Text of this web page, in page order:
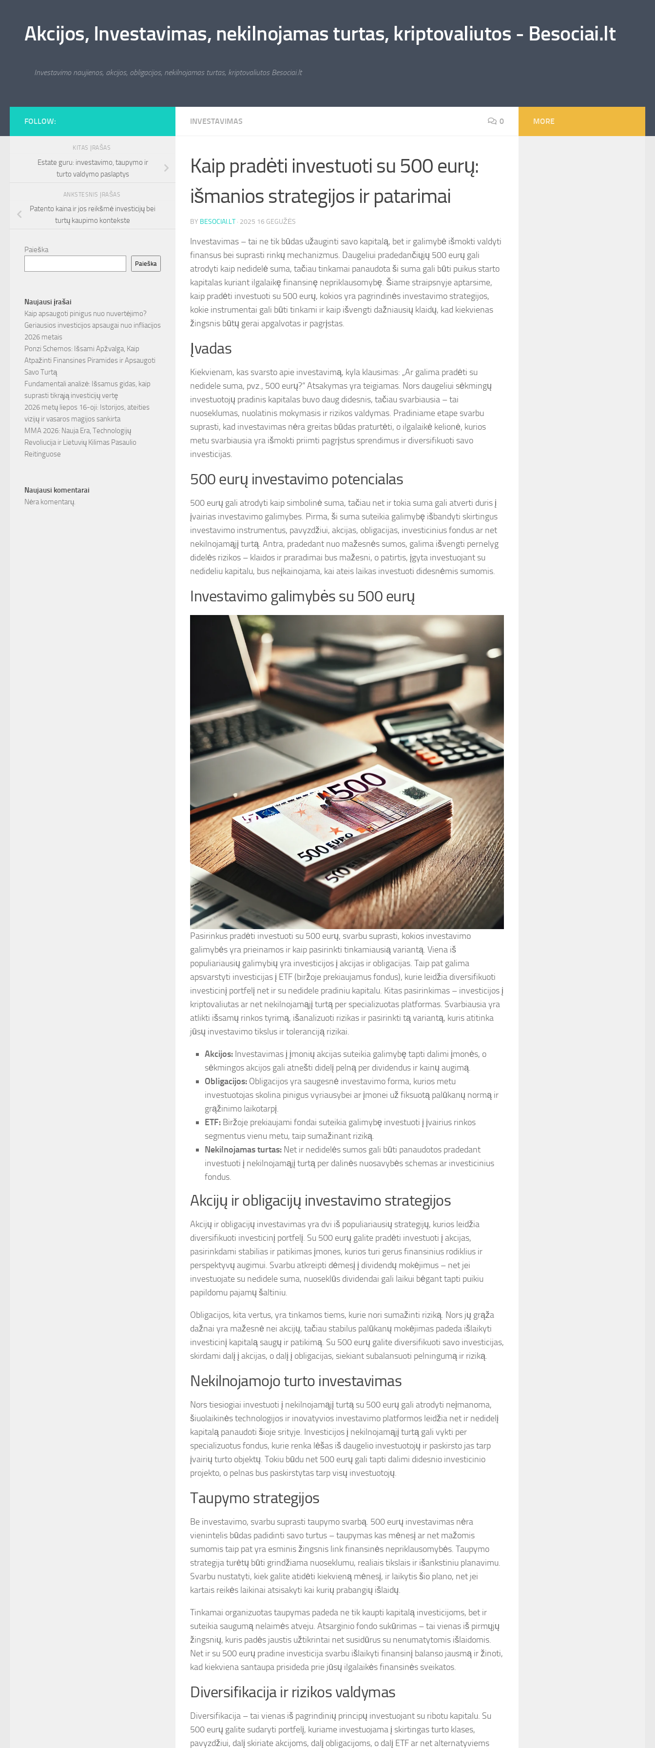
Akcijos, Investavimas, nekilnojamas turtas, kriptovaliutos - Besociai.lt
Investavimo naujienos, akcijos, obligacijos, nekilnojamas turtas, kriptovaliutos Besociai.lt
INVESTAVIMAS 0
Kaip pradėti investuoti su 500 eurų:
išmanios strategijos ir patarimai
BY BESOCIAI.LT · 2025 16 GEGUŽĖS
Investavimas – tai ne tik būdas užauginti savo kapitalą, bet ir galimybė išmokti valdyti
finansus bei suprasti rinkų mechanizmus. Daugeliui pradedančiųjų 500 eurų gali
atrodyti kaip nedidelė suma, tačiau tinkamai panaudota ši suma gali būti puikus starto
kapitalas kuriant ilgalaikę finansinę nepriklausomybę. Šiame straipsnyje aptarsime,
kaip pradėti investuoti su 500 eurų, kokios yra pagrindinės investavimo strategijos,
kokie instrumentai gali būti tinkami ir kaip išvengti dažniausių klaidų, kad kiekvienas
žingsnis būtų gerai apgalvotas ir pagrįstas.
Įvadas
Kiekvienam, kas svarsto apie investavimą, kyla klausimas: „Ar galima pradėti su
nedidele suma, pvz., 500 eurų?“ Atsakymas yra teigiamas. Nors daugeliui sėkmingų
investuotojų pradinis kapitalas buvo daug didesnis, tačiau svarbiausia – tai
nuoseklumas, nuolatinis mokymasis ir rizikos valdymas. Pradiniame etape svarbu
suprasti, kad investavimas nėra greitas būdas praturtėti, o ilgalaikė kelionė, kurios
metu svarbiausia yra išmokti priimti pagrįstus sprendimus ir diversifikuoti savo
investicijas.
500 eurų investavimo potencialas
500 eurų gali atrodyti kaip simbolinė suma, tačiau net ir tokia suma gali atverti duris į
įvairias investavimo galimybes. Pirma, ši suma suteikia galimybę išbandyti skirtingus
investavimo instrumentus, pavyzdžiui, akcijas, obligacijas, investicinius fondus ar net
nekilnojamąjį turtą. Antra, pradedant nuo mažesnės sumos, galima išvengti pernelyg
didelės rizikos – klaidos ir praradimai bus mažesni, o patirtis, įgyta investuojant su
nedideliu kapitalu, bus neįkainojama, kai ateis laikas investuoti didesnėmis sumomis.
Investavimo galimybės su 500 eurų
Pasirinkus pradėti investuoti su 500 eurų, svarbu suprasti, kokios investavimo
galimybės yra prieinamos ir kaip pasirinkti tinkamiausią variantą. Viena iš
populiariausių galimybių yra investicijos į akcijas ir obligacijas. Taip pat galima
apsvarstyti investicijas į ETF (biržoje prekiaujamus fondus), kurie leidžia diversifikuoti
investicinį portfelį net ir su nedidele pradiniu kapitalu. Kitas pasirinkimas – investicijos į
kriptovaliutas ar net nekilnojamąjį turtą per specializuotas platformas. Svarbiausia yra
atlikti išsamų rinkos tyrimą, išanalizuoti rizikas ir pasirinkti tą variantą, kuris atitinka
jūsų investavimo tikslus ir toleranciją rizikai.
Akcijos: Investavimas į įmonių akcijas suteikia galimybę tapti dalimi įmonės, o
sėkmingos akcijos gali atnešti didelį pelną per dividendus ir kainų augimą.
Obligacijos: Obligacijos yra saugesnė investavimo forma, kurios metu
investuotojas skolina pinigus vyriausybei ar įmonei už fiksuotą palūkanų normą ir
grąžinimo laikotarpį.
ETF: Biržoje prekiaujami fondai suteikia galimybę investuoti į įvairius rinkos
segmentus vienu metu, taip sumažinant riziką.
Nekilnojamas turtas: Net ir nedidelės sumos gali būti panaudotos pradedant
investuoti į nekilnojamąjį turtą per dalinės nuosavybės schemas ar investicinius
fondus.
Akcijų ir obligacijų investavimo strategijos
Akcijų ir obligacijų investavimas yra dvi iš populiariausių strategijų, kurios leidžia
diversifikuoti investicinį portfelį. Su 500 eurų galite pradėti investuoti į akcijas,
pasirinkdami stabilias ir patikimas įmones, kurios turi gerus finansinius rodiklius ir
perspektyvų augimui. Svarbu atkreipti dėmesį į dividendų mokėjimus – net jei
investuojate su nedidele suma, nuoseklūs dividendai gali laikui bėgant tapti puikiu
papildomu pajamų šaltiniu.
Obligacijos, kita vertus, yra tinkamos tiems, kurie nori sumažinti riziką. Nors jų grąža
dažnai yra mažesnė nei akcijų, tačiau stabilus palūkanų mokėjimas padeda išlaikyti
investicinį kapitalą saugų ir patikimą. Su 500 eurų galite diversifikuoti savo investicijas,
skirdami dalį į akcijas, o dalį į obligacijas, siekiant subalansuoti pelningumą ir riziką.
Nekilnojamojo turto investavimas
Nors tiesiogiai investuoti į nekilnojamąjį turtą su 500 eurų gali atrodyti neįmanoma,
šiuolaikinės technologijos ir inovatyvios investavimo platformos leidžia net ir nedidelį
kapitalą panaudoti šioje srityje. Investicijos į nekilnojamąjį turtą gali vykti per
specializuotus fondus, kurie renka lėšas iš daugelio investuotojų ir paskirsto jas tarp
įvairių turto objektų. Tokiu būdu net 500 eurų gali tapti dalimi didesnio investicinio
projekto, o pelnas bus paskirstytas tarp visų investuotojų.
Taupymo strategijos
Be investavimo, svarbu suprasti taupymo svarbą. 500 eurų investavimas nėra
vienintelis būdas padidinti savo turtus – taupymas kas mėnesį ar net mažomis
sumomis taip pat yra esminis žingsnis link finansinės nepriklausomybės. Taupymo
strategija turėtų būti grindžiama nuoseklumu, realiais tikslais ir išankstiniu planavimu.
Svarbu nustatyti, kiek galite atidėti kiekvieną mėnesį, ir laikytis šio plano, net jei
kartais reikės laikinai atsisakyti kai kurių prabangių išlaidų.
Tinkamai organizuotas taupymas padeda ne tik kaupti kapitalą investicijoms, bet ir
suteikia saugumą nelaimės atveju. Atsarginio fondo sukūrimas – tai vienas iš pirmųjų
žingsnių, kuris padės jaustis užtikrintai net susidūrus su nenumatytomis išlaidomis.
Net ir su 500 eurų pradine investicija svarbu išlaikyti finansinį balanso jausmą ir žinoti,
kad kiekviena santaupa prisideda prie jūsų ilgalaikės finansinės sveikatos.
Diversifikacija ir rizikos valdymas
Diversifikacija – tai vienas iš pagrindinių principų investuojant su ribotu kapitalu. Su
500 eurų galite sudaryti portfelį, kuriame investuojama į skirtingas turto klases,
pavyzdžiui, dalį skiriate akcijoms, dalį obligacijoms, o dalį ETF ar net alternatyviems
FOLLOW:
KITAS ĮRAŠAS
Estate guru: investavimo, taupymo ir
turto valdymo paslaptys
ANKSTESNIS ĮRAŠAS
Patento kaina ir jos reikšmė investicijų bei
turtų kaupimo kontekste
Paieška
Paieška
Naujausi įrašai
Kaip apsaugoti pinigus nuo nuvertėjimo?
Geriausios investicijos apsaugai nuo infliacijos
2026 metais
Ponzi Schemos: Išsami Apžvalga, Kaip
Atpažinti Finansines Piramides ir Apsaugoti
Savo Turtą
Fundamentali analizė: Išsamus gidas, kaip
suprasti tikrąją investicijų vertę
2026 metų liepos 16-oji: Istorijos, ateities
vizijų ir vasaros magijos sankirta
MMA 2026: Nauja Era, Technologijų
Revoliucija ir Lietuvių Kilimas Pasaulio
Reitinguose
Naujausi komentarai
Nėra komentarų.
MORE